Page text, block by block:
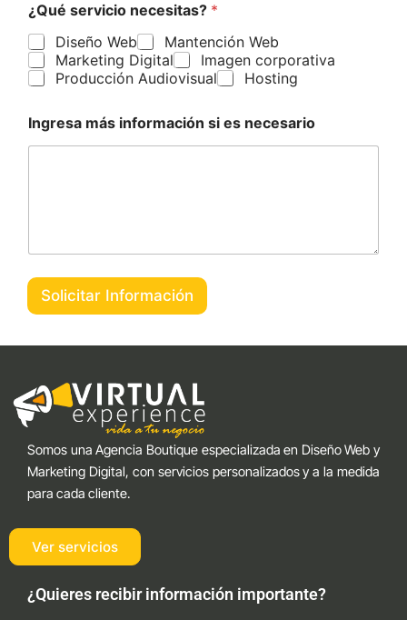
i
a
l
*
¿Qué servicio necesitas? *
Diseño Web
Mantención Web
Marketing Digital
Imagen corporativa
Producción Audiovisual
Hosting
Ingresa más información si es necesario
Solicitar Información
Somos una Agencia Boutique especializada en Diseño Web y
Marketing Digital, con servicios personalizados y a la medida
para cada cliente.
Ver servicios
¿Quieres recibir información importante?